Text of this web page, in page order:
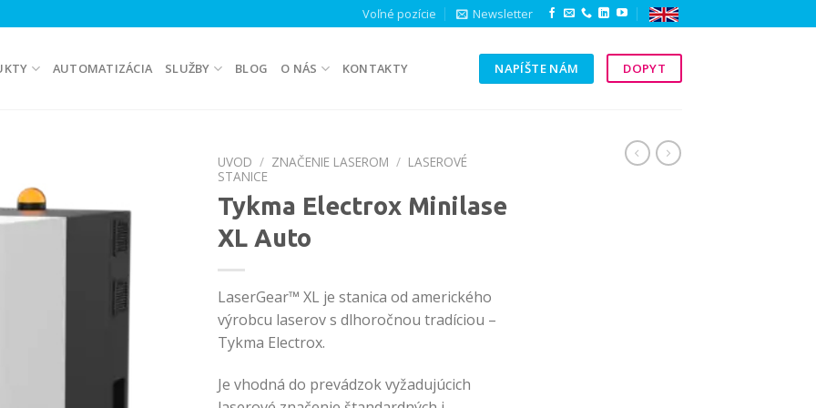
Voľné pozície Newsletter
AUTOMATIZÁCIA SLUŽBY BLOG O NÁS KONTAKTY NAPÍŠTE NÁM DOPYT
UVOD / ZNAČENIE LASEROM / LASEROVÉ
STANICE
Tykma Electrox Minilase
XL Auto
LaserGear™ XL je stanica od amerického
výrobcu laserov s dlhoročnou tradíciou –
Tykma Electrox.
Je vhodná do prevádzok vyžadujúcich